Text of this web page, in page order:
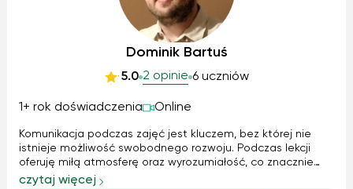
Dominik Bartuś
5.0 2 opinie 6 uczniów
1+ rok doświadczenia Online
Komunikacja podczas zajęć jest kluczem, bez której nie
istnieje możliwość swobodnego rozwoju. Podczas lekcji
oferuję miłą atmosferę oraz wyrozumiałość, co znacznie
przekłada się na kontakt z językiem oraz pomaga pokonać
czytaj więcej